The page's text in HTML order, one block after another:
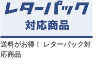
送料がお得！ レターパック対
応商品